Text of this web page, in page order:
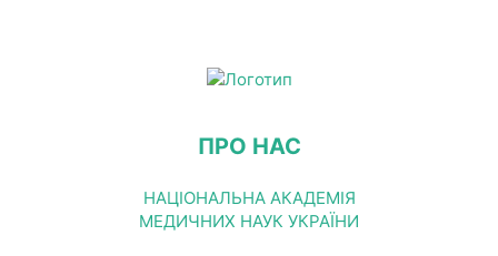
ПРО НАС
НАЦІОНАЛЬНА АКАДЕМІЯ
МЕДИЧНИХ НАУК УКРАЇНИ